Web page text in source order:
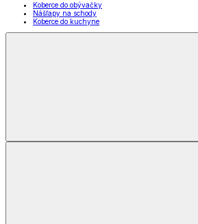
Koberce do obývačky
Nášľapy na schody
Koberce do kuchyne